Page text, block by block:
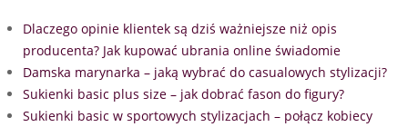
Dlaczego opinie klientek są dziś ważniejsze niż opis
producenta? Jak kupować ubrania online świadomie
Damska marynarka – jaką wybrać do casualowych stylizacji?
Sukienki basic plus size – jak dobrać fason do figury?
Sukienki basic w sportowych stylizacjach – połącz kobiecy